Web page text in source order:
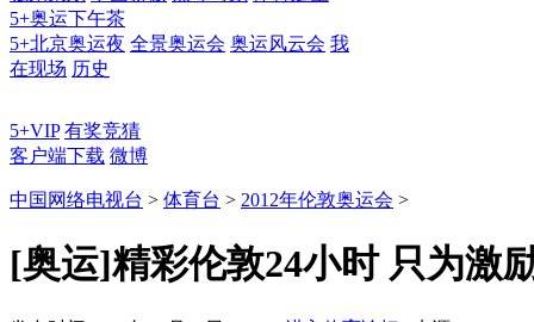
5+奥运下午茶
5+北京奥运夜 全景奥运会 奥运风云会 我
在现场 历史
5+VIP 有奖竞猜
客户端下载 微博
中国网络电视台 > 体育台 > 2012年伦敦奥运会 >
[奥运]精彩伦敦24小时 只为激